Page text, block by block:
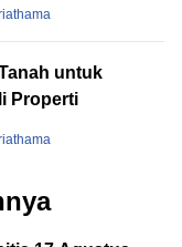
untuk
Properti